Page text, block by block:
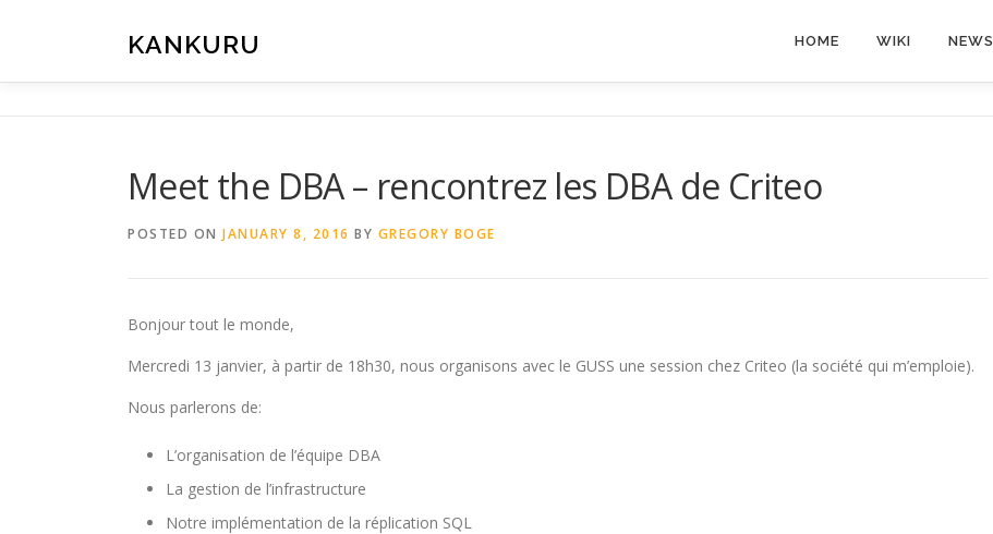
KANKURU HOME WIKI NEWS
Meet the DBA – rencontrez les DBA de Criteo
POSTED ON JANUARY 8, 2016 BY GREGORY BOGE
Bonjour tout le monde,
Mercredi 13 janvier, à partir de 18h30, nous organisons avec le GUSS une session chez Criteo (la société qui m’emploie).
Nous parlerons de:
L’organisation de l’équipe DBA
La gestion de l’infrastructure
Notre implémentation de la réplication SQL